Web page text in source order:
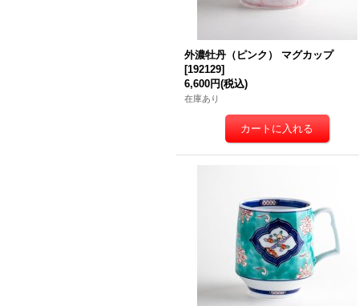
外濃牡丹（ピンク） マグカップ
[192129]
6,600円(税込)
在庫あり